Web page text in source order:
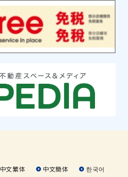
中文繁体 中文簡体 한국어